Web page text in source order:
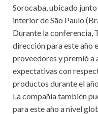
Sorocaba, ubicado
interior de São Paulo
Durante la conferencia,
dirección para este año
proveedores y premió a
expectativas con
productos durante el
La compañía también
para este año a nivel